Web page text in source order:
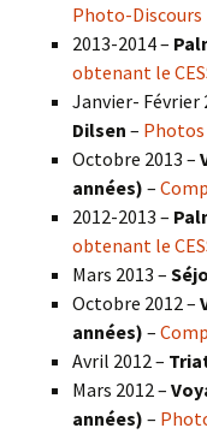
Photo-Discours
2013-2014 –
obtenant le
Janvier- Février
Dilsen – Photos
Octobre 2013 –
années) –
2012-2013 –
obtenant le
Mars 2013 –
Octobre 2012 –
années) –
Avril 2012 –
Mars 2012 –
années) –